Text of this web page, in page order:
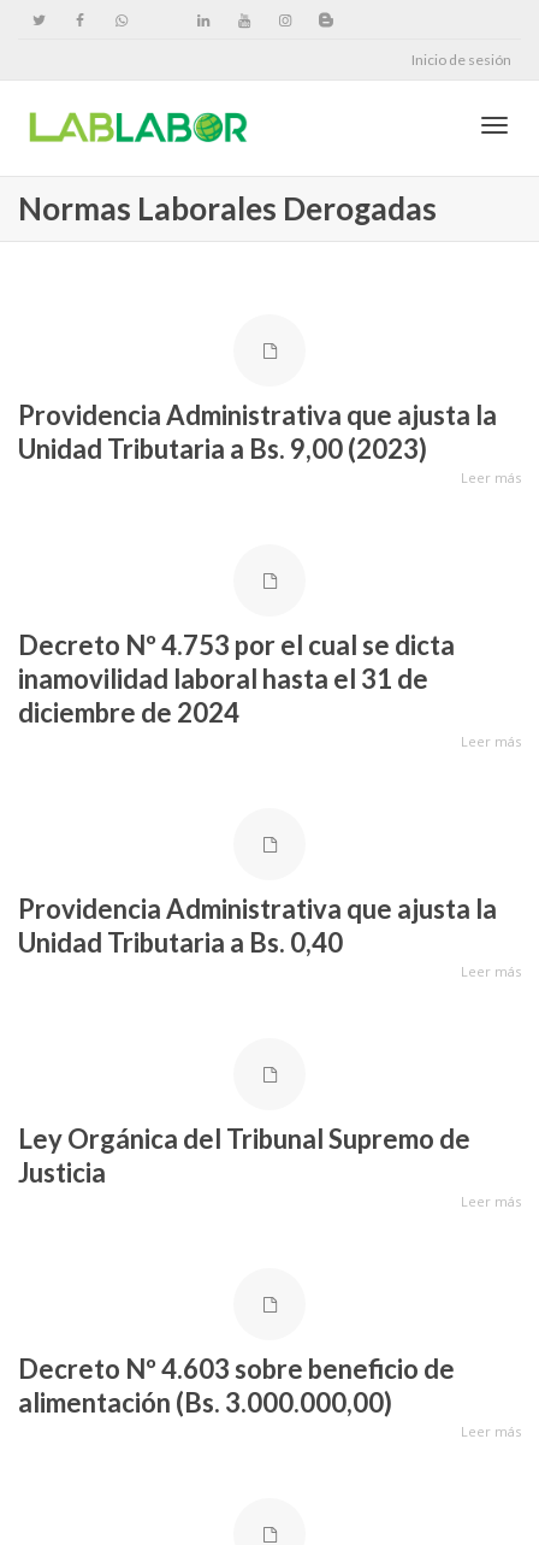
Inicio de sesión
Normas Laborales Derogadas
Providencia Administrativa que ajusta la
Unidad Tributaria a Bs. 9,00 (2023)
Leer más
Decreto Nº 4.753 por el cual se dicta
inamovilidad laboral hasta el 31 de
diciembre de 2024
Leer más
Providencia Administrativa que ajusta la
Unidad Tributaria a Bs. 0,40
Leer más
Ley Orgánica del Tribunal Supremo de
Justicia
Leer más
Decreto Nº 4.603 sobre beneficio de
alimentación (Bs. 3.000.000,00)
Leer más